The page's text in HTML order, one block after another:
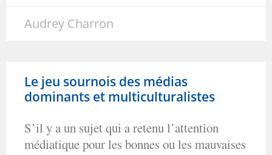
Audrey Charron
Le jeu sournois des médias
dominants et multiculturalistes
S’il y a un sujet qui a retenu l’attention
médiatique pour les bonnes ou les mauvaises